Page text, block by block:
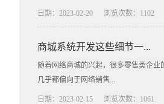
日期：2023-02-20 浏览次数：1102
商城系统开发这些细节一...
随着网络商城的兴起，很多零售类企业
几乎都偏向于网络销售...
日期：2023-02-15 浏览次数：1061